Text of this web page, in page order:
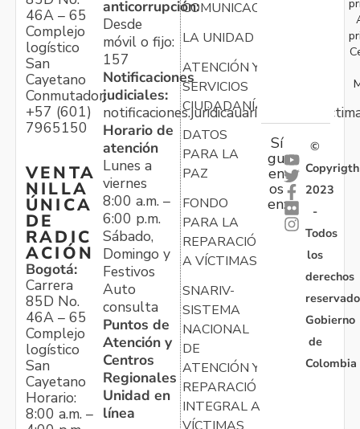
46A – 65
Complejo
logístico
San
Cayetano
Conmutador:
+57 (601)
7965150
VENTA
NILLA
ÚNICA
DE
RADIC
ACIÓN
Bogotá:
Carrera
85D No.
46A – 65
Complejo
logístico
San
Cayetano
Horario:
8:00 a.m. –
anticorrupción:
Desde
móvil o fijo:
157
Notificaciones
judiciales:
Horario de
atención
Lunes a
viernes
8:00 a.m. –
6:00 p.m.
Sábado,
Domingo y
Festivos
Auto
consulta
Puntos de
Atención y
Centros
Regionales
Unidad en
línea
COMUNICACIONES
LA UNIDAD
ATENCIÓN Y
SERVICIOS
CIUDADANÍA
DATOS
PARA LA
PAZ
FONDO
PARA LA
REPARACIÓN
A VÍCTIMAS
SNARIV-
SISTEMA
NACIONAL
DE
ATENCIÓN Y
REPARACIÓN
INTEGRAL A
Sí
gu
en
os
en:
©
Copyrigth
2023
-
Todos
los
derechos
Gobierno
de
Colombia